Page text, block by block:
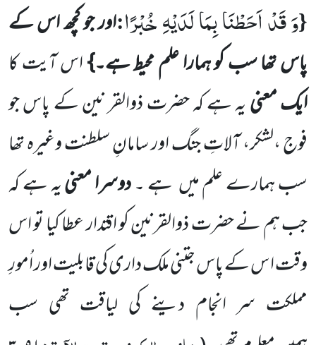
{وَ قَدْ اَحَطْنَا بِمَا لَدَیْهِ خُبْرًا:اور جو کچھ اس کے
پاس تھا سب کو ہمارا علم محیط ہے۔}اس آیت کا
ایک معنییہ ہے کہ حضرت ذوالقر نین کے پاس جو
فوج ،لشکر، آلاتِ جنگ اور سامانِ سلطنت وغیرہ تھا
سب ہمارے علم میں ہے ۔دوسرا معنییہ ہے کہ
جب ہم نے حضرت ذوالقرنین کو اقتدار عطا کیا تو اس
وقت ا س کے پاس جتنی ملک داری کی قابلیت اور اُمورِ
مملکت سر انجام دینے کی لیاقت تھی سب